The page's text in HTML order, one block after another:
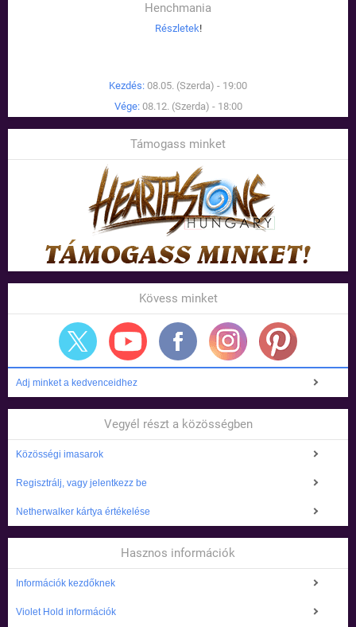
Henchmania
Részletek!
Kezdés: 08.05. (Szerda) - 19:00
Vége: 08.12. (Szerda) - 18:00
Támogass minket
Kövess minket
Adj minket a kedvenceidhez
Vegyél részt a közösségben
Közösségi imasarok
Regisztrálj, vagy jelentkezz be
Netherwalker kártya értékelése
Hasznos információk
Információk kezdőknek
Violet Hold információk